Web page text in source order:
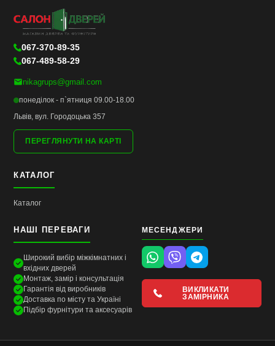
067-370-89-35
067-489-58-29
nikagrups@gmail.com
понеділок - п`ятниця 09.00-18.00
Львів, вул. Городоцька 357
ПЕРЕГЛЯНУТИ НА КАРТІ
КАТАЛОГ
Каталог
НАШІ ПЕРЕВАГИ
Широкий вибір міжкімнатних і
вхідних дверей
Монтаж, замір і консультація
Гарантія від виробників
Доставка по місту та Україні
Підбір фурнітури та аксесуарів
МЕСЕНДЖЕРИ
ВИКЛИКАТИ
ЗАМІРНИКА